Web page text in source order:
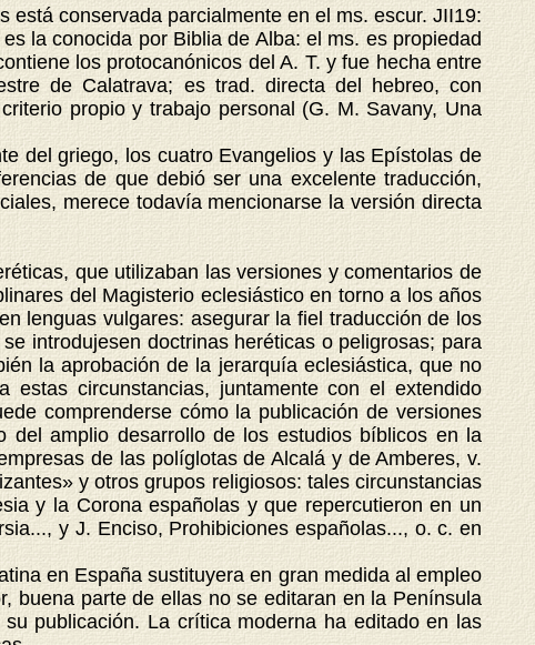
conservada parcialmente en el ms. escur. JII19:
la conocida por Biblia de Alba: el ms. es propiedad
los protocanónicos del A. T. y fue hecha entre
de Calatrava; es trad. directa del hebreo, con
propio y trabajo personal (G. M. Savany, Una
griego, los cuatro Evangelios y las Epístolas de
de que debió ser una excelente traducción,
merece todavía mencionarse la versión directa
que utilizaban las versiones y comentarios de
del Magisterio eclesiástico en torno a los años
lenguas vulgares: asegurar la fiel traducción de los
introdujesen doctrinas heréticas o peligrosas; para
la aprobación de la jerarquía eclesiástica, que no
circunstancias, juntamente con el extendido
comprenderse cómo la publicación de versiones
amplio desarrollo de los estudios bíblicos en la
de las políglotas de Alcalá y de Amberes, v.
y otros grupos religiosos: tales circunstancias
y la Corona españolas y que repercutieron en un
y J. Enciso, Prohibiciones españolas..., o. c. en
en España sustituyera en gran medida al empleo
buena parte de ellas no se editaran en la Península
publicación. La crítica moderna ha editado en las